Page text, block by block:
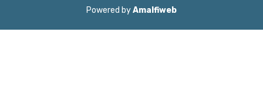
Powered byAmalfiweb